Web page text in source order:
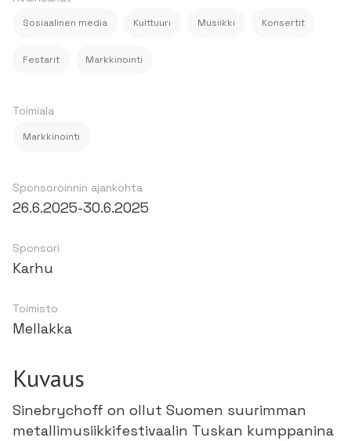
Sosiaalinen media Kulttuuri Musiikki Konsertit
Festarit Markkinointi
Toimiala
Markkinointi
Sponsoroinnin ajankohta
26.6.2025-30.6.2025
Sponsori
Karhu
Toimisto
Mellakka
Kuvaus
Sinebrychoff on ollut Suomen suurimman
metallimusiikkifestivaalin Tuskan kumppanina